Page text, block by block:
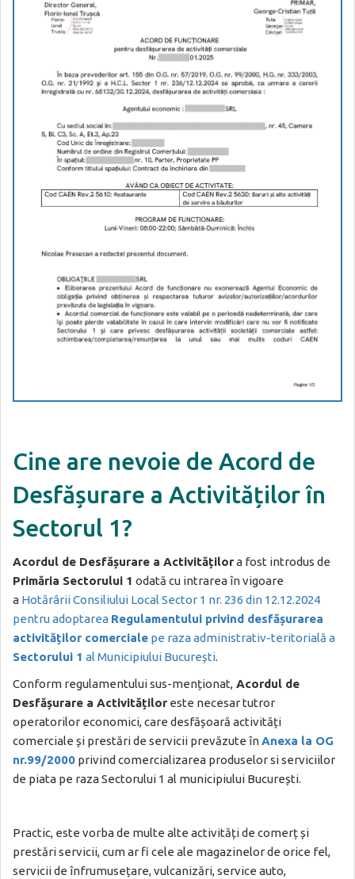
Cine are nevoie de Acord de
Desfășurare a Activităților în
Sectorul 1?
Acordul de Desfășurare a Activitățilora fost introdus de
Primăria Sectorului 1 odată cu intrarea în vigoare
a Hotărârii Consiliului Local Sector 1 nr. 236 din 12.12.2024
pentru adoptarea Regulamentului privind desfășurarea
activităților comerciale pe raza administrativ-teritorială a
Sectorului 1 al Municipiului București.
Conform regulamentului sus-menționat, Acordul de
Desfășurare a Activităților este necesar tutror
operatorilor economici, care desfășoară activități
comerciale și prestări de servicii prevăzute înAnexa la OG
nr.99/2000 privind comercializarea produselor si serviciilor
de piata pe raza Sectorului 1 al municipiului București.
Practic, este vorba de multe alte activități de comerț și
prestări servicii, cum ar fi cele ale magazinelor de orice fel,
servicii de înfrumusețare, vulcanizări, service auto,